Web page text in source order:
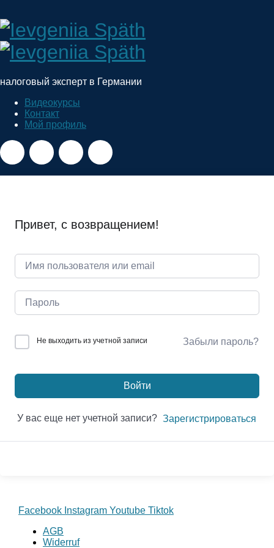
Ievgeniia
Späth
налоговый эксперт в Германии
Видеокурсы
Контакт
Мой профиль
Привет, с возвращением!
Не выходить из учетной записи Забыли пароль?
Войти
У вас еще нет учетной записи? Зарегистрироваться
Facebook Instagram Youtube Tiktok
AGB
Widerruf